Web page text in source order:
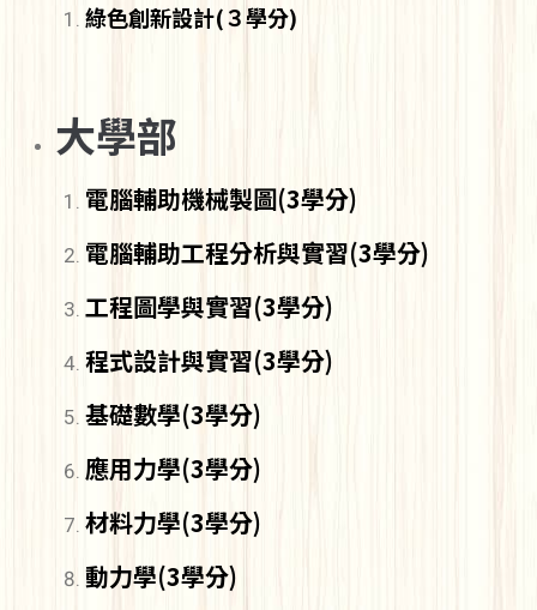
綠色創新設計(３學分)
大學部
電腦輔助機械製圖(3學分)
電腦輔助工程分析與實習(3學分)
工程圖學與實習(3學分)
程式設計與實習(3學分)
基礎數學(3學分)
應用力學(3學分)
材料力學(3學分)
動力學(3學分)